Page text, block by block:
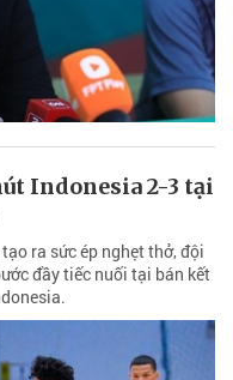
Indonesia 2-3 tại
ra sức ép nghẹt thở, đội
đầy tiếc nuối tại bán kết